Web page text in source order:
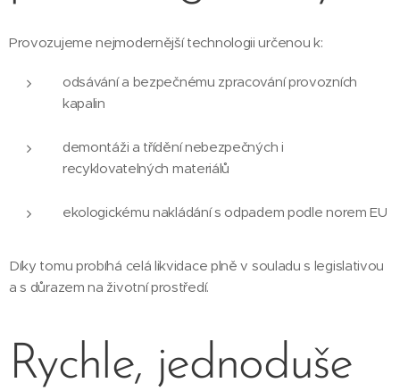
Provozujeme nejmodernější technologii určenou k:
odsávání a bezpečnému zpracování provozních
kapalin
demontáži a třídění nebezpečných i
recyklovatelných materiálů
ekologickému nakládání s odpadem podle norem EU
Díky tomu probíhá celá likvidace plně v souladu s legislativou
a s důrazem na životní prostředí.
Rychle, jednoduše